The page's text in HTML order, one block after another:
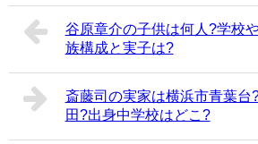
谷原章介の子供は何人?学校
族構成と実子は?
斎藤司の実家は横浜市青葉台
田?出身中学校はどこ?